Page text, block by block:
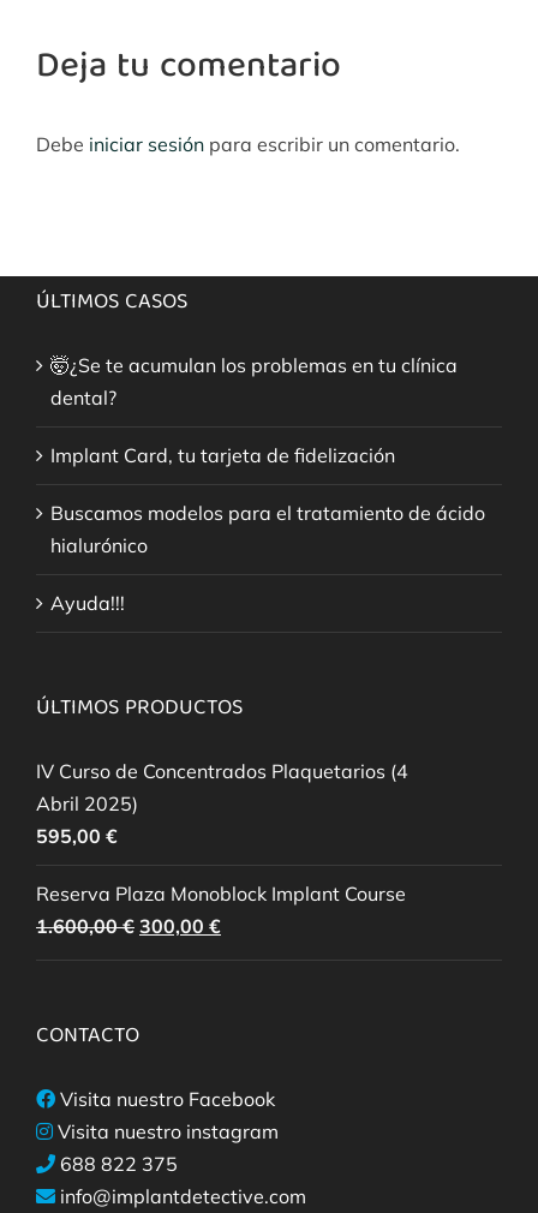
Deja tu comentario
Debe iniciar sesión para escribir un comentario.
ÚLTIMOS CASOS
🤯¿Se te acumulan los problemas en tu clínica
dental?
Implant Card, tu tarjeta de fidelización
Buscamos modelos para el tratamiento de ácido
hialurónico
Ayuda!!!
ÚLTIMOS PRODUCTOS
IV Curso de Concentrados Plaquetarios (4
Abril 2025)
595,00 €
Reserva Plaza Monoblock Implant Course
1.600,00€ El
precio
300,00 €El
precio
CONTACTO
Visita nuestro Facebook
Visita nuestro instagram
688 822 375
info@implantdetective.com